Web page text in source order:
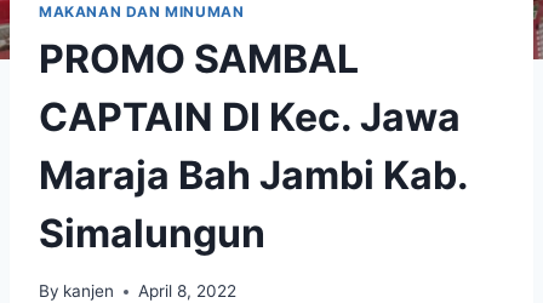
MAKANAN DAN MINUMAN
PROMO SAMBAL
CAPTAIN DI Kec. Jawa
Maraja Bah Jambi Kab.
Simalungun
By kanjen April 8, 2022